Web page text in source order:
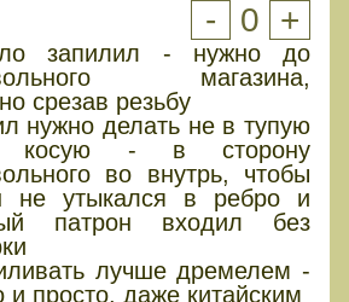
- 0 +
запилил - нужно до
магазина,
срезав резьбу
нужно делать не в тупую
- в сторону
во внутрь, чтобы
не утыкался в ребро и
патрон входил без
лучше дремелем -
и просто, даже китайским